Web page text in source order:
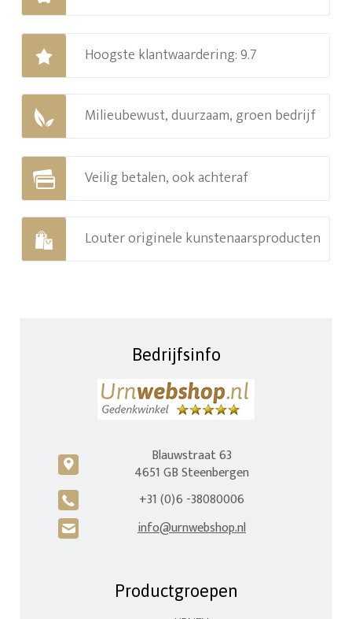
Hoogste klantwaardering: 9.7
Milieubewust, duurzaam, groen bedrijf
Veilig betalen, ook achteraf
Louter originele kunstenaarsproducten
Bedrijfsinfo
c
Blauwstraat 63
4651 GB Steenbergen
A +31 (0)6 -38080006
H info@urnwebshop.nl
Productgroepen